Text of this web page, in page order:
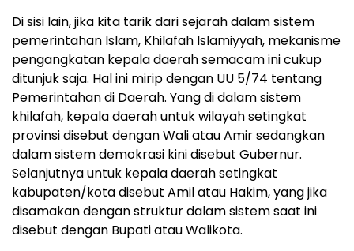
Di sisi lain, jika kita tarik dari sejarah dalam sistem
pemerintahan Islam, Khilafah Islamiyyah, mekanisme
pengangkatan kepala daerah semacam ini cukup
ditunjuk saja. Hal ini mirip dengan UU 5/74 tentang
Pemerintahan di Daerah. Yang di dalam sistem
khilafah, kepala daerah untuk wilayah setingkat
provinsi disebut dengan Wali atau Amir sedangkan
dalam sistem demokrasi kini disebut Gubernur.
Selanjutnya untuk kepala daerah setingkat
kabupaten/kota disebut Amil atau Hakim, yang jika
disamakan dengan struktur dalam sistem saat ini
disebut dengan Bupati atau Walikota.